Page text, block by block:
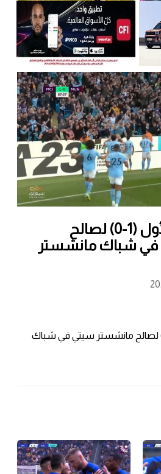
شاهد الهدف الأول (1-0) لصالح
شباك مانشستر
الهدف الأول (1-0) لصالح مانشستر سيتي في شباك